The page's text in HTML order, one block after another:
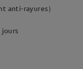
anti-rayures）
jours